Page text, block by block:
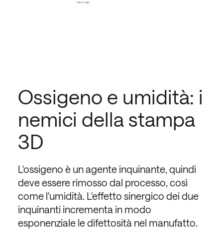
Ossigeno e umidità: i
nemici della stampa
3D
L'ossigeno è un agente inquinante, quindi
deve essere rimosso dal processo, così
come l'umidità. L'effetto sinergico dei due
inquinanti incrementa in modo
esponenziale le difettosità nel manufatto.